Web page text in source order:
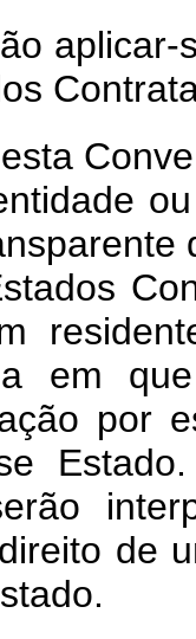
em
por
de